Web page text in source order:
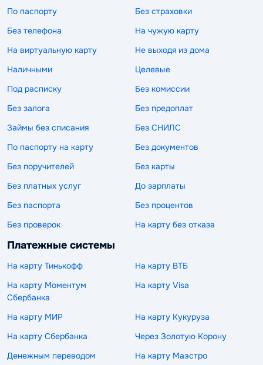
По паспорту
Без страховки
Без телефона
На чужую карту
На виртуальную карту
Не выходя из дома
Наличными
Целевые
Под расписку
Без комиссии
Без залога
Без предоплат
Займы без списания
Без СНИЛС
По паспорту на карту
Без документов
Без поручителей
Без карты
Без платных услуг
До зарплаты
Без паспорта
Без процентов
Без проверок
На карту без отказа
Платежные системы
На карту Тинькофф
На карту ВТБ
На карту Моментум
Сбербанка
На карту Visa
На карту МИР
На карту Кукуруза
На карту Сбербанка
Через Золотую Корону
Денежным переводом
На карту Маэстро